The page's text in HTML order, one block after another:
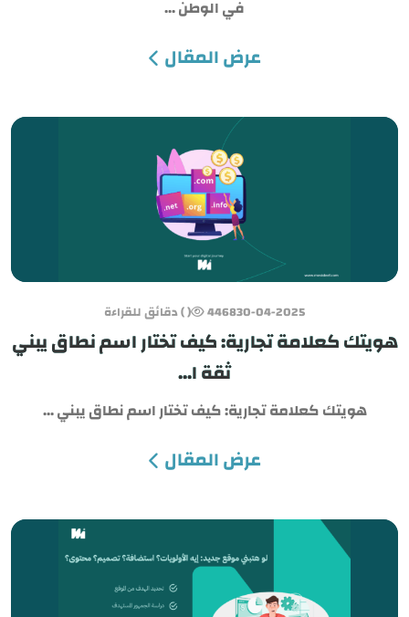
في الوطن ...
عرض المقال
30-04-2025
4468 ( ) دقائق للقراءة
هويتك كعلامة تجارية: كيف تختار اسم نطاق يبني
ثقة ا...
هويتك كعلامة تجارية: كيف تختار اسم نطاق يبني ...
عرض المقال